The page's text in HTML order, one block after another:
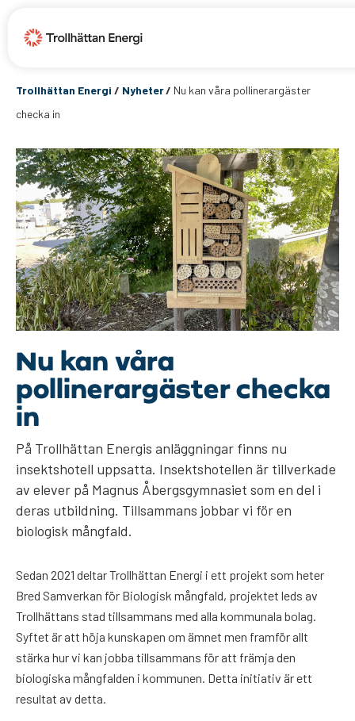
Trollhättan Energi / Nyheter/ Nu kan våra pollinerargäster
checka in
Nu kan våra
pollinerargäster checka
in
På Trollhättan Energis anläggningar finns nu
insektshotell uppsatta. Insektshotellen är tillverkade
av elever på Magnus Åbergsgymnasiet som en del i
deras utbildning. Tillsammans jobbar vi för en
biologisk mångfald.
Sedan 2021 deltar Trollhättan Energi i ett projekt som heter
Bred Samverkan för Biologisk mångfald, projektet leds av
Trollhättans stad tillsammans med alla kommunala bolag.
Syftet är att höja kunskapen om ämnet men framför allt
stärka hur vi kan jobba tillsammans för att främja den
biologiska mångfalden i kommunen. Detta initiativ är ett
resultat av detta.